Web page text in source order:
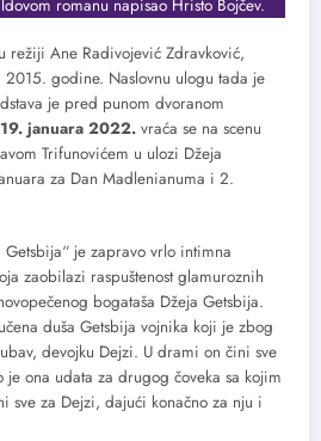
romanu napisao Hristo Bojčev.
režiji Ane Radivojević Zdravković,
godine. Naslovnu ulogu tada je
je pred punom dvoranom
januara 2022. vraća se na scenu
Trifunovićem u ulozi Džeja
za Dan Madlenianuma i 2.
je zapravo vrlo intimna
zaobilazi raspuštenost glamuroznih
bogataša Džeja Getsbija.
duša Getsbija vojnika koji je zbog
devojku Dejzi. U drami on čini sve
ona udata za drugog čoveka sa kojim
sve za Dejzi, dajući konačno za nju i